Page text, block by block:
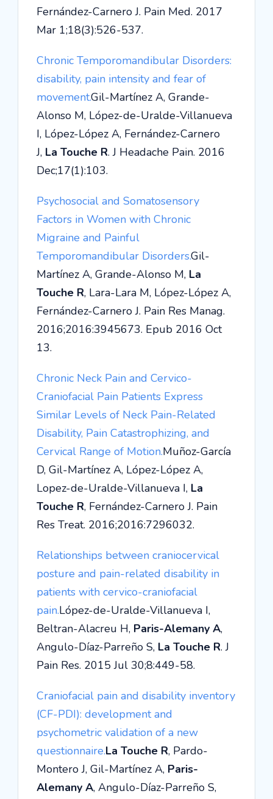
Fernández-Carnero J. Pain Med. 2017
Mar 1;18(3):526-537.
Chronic Temporomandibular Disorders:
disability, pain intensity and fear of
movement.Gil-Martínez A, Grande-
Alonso M, López-de-Uralde-Villanueva
I, López-López A, Fernández-Carnero
J, La Touche R. J Headache Pain. 2016
Dec;17(1):103.
Psychosocial and Somatosensory
Factors in Women with Chronic
Migraine and Painful
Temporomandibular Disorders.Gil-
Martínez A, Grande-Alonso M, La
Touche R, Lara-Lara M, López-López A,
Fernández-Carnero J. Pain Res Manag.
2016;2016:3945673. Epub 2016 Oct
13.
Chronic Neck Pain and Cervico-
Craniofacial Pain Patients Express
Similar Levels of Neck Pain-Related
Disability, Pain Catastrophizing, and
Cervical Range of Motion.Muñoz-García
D, Gil-Martínez A, López-López A,
Lopez-de-Uralde-Villanueva I, La
Touche R, Fernández-Carnero J. Pain
Res Treat. 2016;2016:7296032.
Relationships between craniocervical
posture and pain-related disability in
patients with cervico-craniofacial
pain.López-de-Uralde-Villanueva I,
Beltran-Alacreu H, Paris-Alemany A,
Angulo-Díaz-Parreño S, La Touche R. J
Pain Res. 2015 Jul 30;8:449-58.
Craniofacial pain and disability inventory
(CF-PDI): development and
psychometric validation of a new
questionnaire.La Touche R, Pardo-
Montero J, Gil-Martínez A, Paris-
Alemany A, Angulo-Díaz-Parreño S,